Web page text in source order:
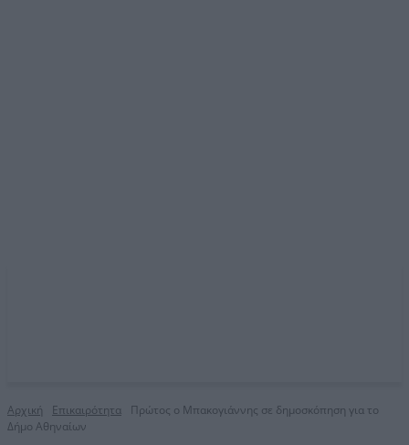
Αρχική Επικαιρότητα
Πρώτος ο Μπακογιάννης σε δημοσκόπηση για το
Δήμο Αθηναίων